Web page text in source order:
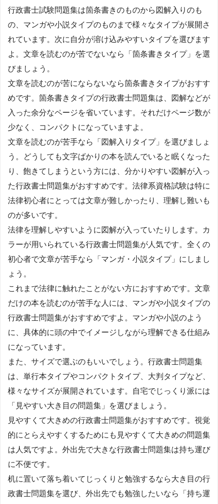
行政書士試験問題集は箇条書きのものから図解入りのも
の、マンガや小説タイプのものまで様々なタイプが展開さ
れています。次に自分が溶け込みやすいタイプを選びます
よ。文章を読むのが苦でないなら「箇条書きタイプ」を選
びましょう。
文章を読むのが苦にならないなら箇条書きタイプがおすす
めです。箇条書きタイプの行政書士問題集は、図解などが
入った余分なページを省いています。それだけページ数が
少なく、コンパクトになっていますよ。
文章を読むのが苦手なら「図解入りタイプ」を選びましょ
う。どうしても文字ばかりの本を読んでいると眠くなった
り、飽きてしまうという方には、分かりやすい図解が入っ
た行政書士問題集がおすすめです。法律系資格試験は特に
法律初心者にとっては文章が難しかったり、理解し難いも
のが多いです。
法律を理解しやすいように図解が入っていたりします。カ
ラーが用いられている行政書士問題集が人気です。全くの
初心者で文章が苦手なら「マンガ・小説タイプ」にしまし
ょう。
これまで法律に触れたことがない方におすすめです。文章
だけの本を読むのが苦手な人には、マンガや小説タイプの
行政書士問題集がおすすめですよ。マンガや小説のよう
に、具体的に頭の中でイメージしながら理解できる仕組み
になっています。
また、サイズで選ぶのもいいでしょう。行政書士問題集
は、単行本タイプやコンパクトタイプ、大判タイプなど、
様々なサイズが展開されています。自宅でじっくり派には
「見やすい大き目の問題集」を選びましょう。
見やすくて大きめの行政書士問題集がおすすめです。視覚
的にとらえやすくするためにも見やすくて大きめの問題集
は人気ですよ。外出先で大きな行政書士問題集は持ち運び
に不便です。
机に置いて落ち着いてじっくりと勉強するなら大き目の行
政書士問題集を選び、外出先でも勉強したいなら「持ち運